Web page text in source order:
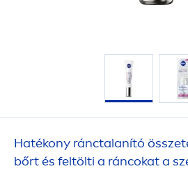
Hatékony ránctalanító
bőrt és feltölti a ráncokat a